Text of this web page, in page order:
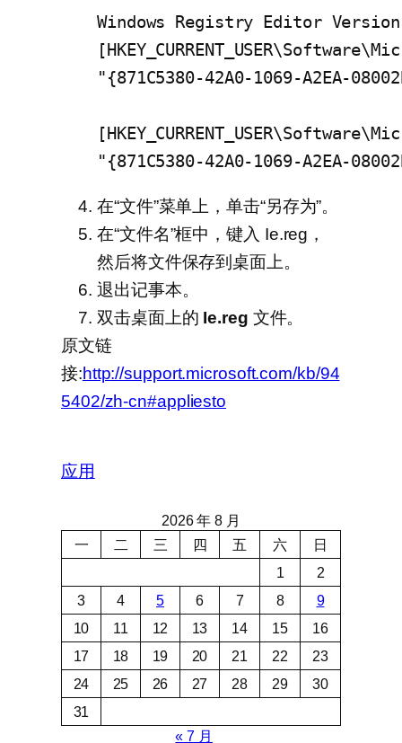
Windows Registry Editor
"{871C5380-42A0-1069-A2EA-
"{871C5380-42A0-1069-A2EA-
在“文件”菜单上，单击“另存为”。
在“文件名”框中，键入 Ie.reg，
然后将文件保存到桌面上。
退出记事本。
双击桌面上的 Ie.reg 文件。
原文链
接:http://support.microsoft.com/kb/94
5402/zh-cn#appliesto
应用
2026 年 8 月
一
二 三 四 五 六
日
1
2
3
4 5 6 7 8
9
10
11 12 13 14 15
16
17
18 19 20 21 22
23
24
25 26 27 28 29
30
31
« 7 月